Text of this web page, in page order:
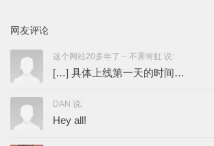
网友评论
这个网站20多年了 – 不霁何虹 说:
[…] 具体上线第一天的时间…
DAN 说:
Hey all!